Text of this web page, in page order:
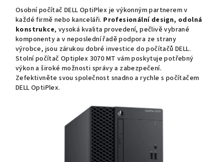
Osobní počítač DELL OptiPlex je výkonným partnerem v
každé firmě nebo kanceláři. Profesionální design, odolná
konstrukce, vysoká kvalita provedení, pečlivě vybrané
komponenty a v neposlední řadě podpora ze strany
výrobce, jsou zárukou dobré investice do počítačů DELL.
Stolní počítač Optiplex 3070 MT vám poskytuje potřebný
výkon a široké možnosti správy a zabezpečení.
Zefektivněte svou společnost snadno a rychle s počítačem
DELL OptiPlex.